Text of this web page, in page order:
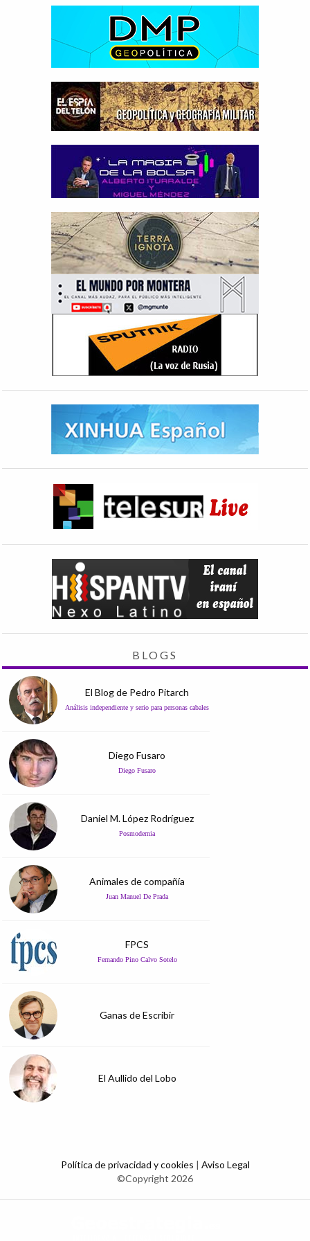
BLOGS
El Blog de Pedro Pitarch
Análisis independiente y serio para personas cabales
Diego Fusaro
Diego Fusaro
Daniel M. López Rodríguez
Posmodernia
Animales de compañía
Juan Manuel De Prada
FPCS
Fernando Pino Calvo Sotelo
Ganas de Escribir
El Aullido del Lobo
Política de privacidad y cookies | Aviso Legal
©Copyright 2026